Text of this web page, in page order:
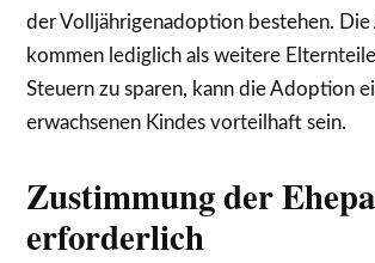
der Volljährigenadoption bestehen.
kommen lediglich als weitere
Steuern zu sparen, kann die Adoption
erwachsenen Kindes vorteilhaft sein.
Zustimmung der
erforderlich